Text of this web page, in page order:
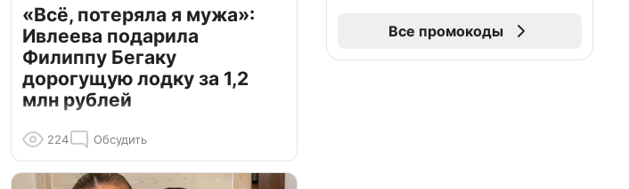
«Всё, потеряла я мужа»:
Ивлеева подарила
Филиппу Бегаку
дорогущую лодку за 1,2
млн рублей
224 Обсудить
Все промокоды